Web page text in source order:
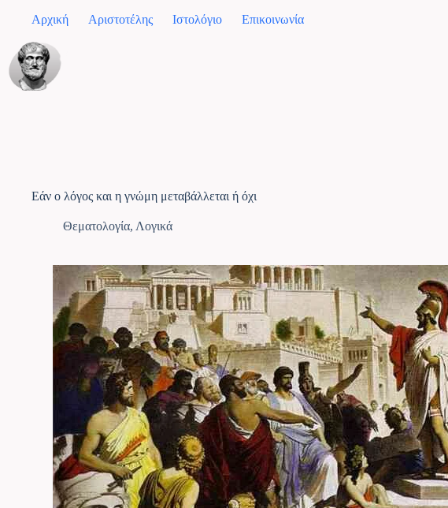
Αρχική Αριστοτέλης Ιστολόγιο Επικοινωνία
Εάν ο λόγος και η γνώμη μεταβάλλεται ή όχι
Θεματολογία, Λογικά